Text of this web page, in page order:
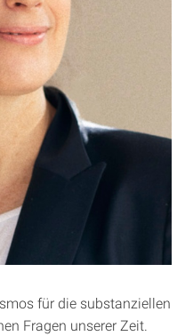
für die substanziellen
Fragen unserer Zeit.